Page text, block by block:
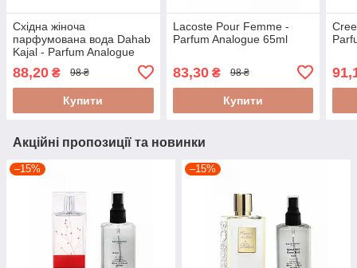
Східна жіноча
парфумована вода Dahab
Kajal - Parfum Analogue
88,20 ₴ 98 ₴
Купити
Lacoste Pour Femme -
Parfum Analogue 65ml
83,30₴ 98 ₴
Купити
Акційні пропозиції та новинки
–15% –15%